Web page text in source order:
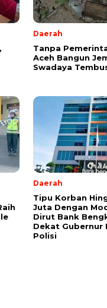
Daerah
Tanpa
Aceh Bangun
Swadaya
Daerah
Tipu Korban
Juta Dengan
Dirut Bank
Dekat Gubernur
Polisi